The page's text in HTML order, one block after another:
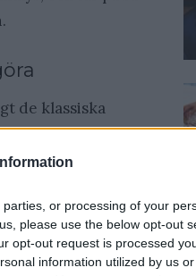
or processing of your
please use the below opt-out
opt-out request is processed
information utilized by us
de klassiska
göra, allt
är att förstå